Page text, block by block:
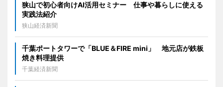
狭山で初心者向けAI活用セミナー 仕事や暮らしに使える
実践法紹介
狭山経済新聞
千葉ポートタワーで「BLUE＆FIRE mini」 地元店が鉄板
焼き料理提供
千葉経済新聞